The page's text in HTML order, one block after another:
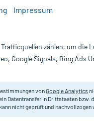
Versand* ab 19€
St Bieten aufgrund
Darreichung:
Impressum
zählen, um die
Google Signals, Bing Ads
vonGoogle Analytics
Datentransfer in Drittstaaten
nicht geprüft und nachvollzogen